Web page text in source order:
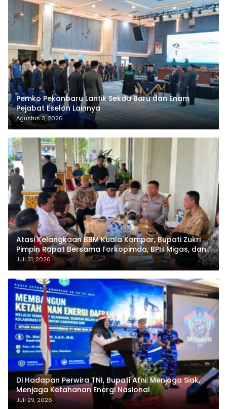
Pemko Pekanbaru Lantik Sekda Baru dan Enam
Pejabat Eselon Lainnya
Agustus 3, 2026
Atasi Kelangkaan BBM Kuala Kampar, Bupati Zukri
Pimpin Rapat Bersama Forkopimda, BPH Migas, dan
Pertamina
Juli 31, 2026
Di Hadapan Perwira TNI, Bupati Afni: Menjaga Siak,
Menjaga Ketahanan Energi Nasional
Juli 29, 2026